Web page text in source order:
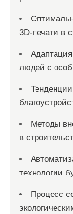
3D-печати в
людей с
Методы
в
технологии
Процесс